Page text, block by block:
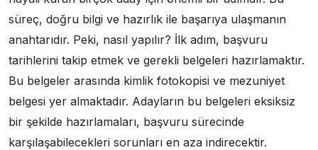
süreç, doğru bilgi ve hazırlık ile başarıya ulaşmanın
anahtarıdır. Peki, nasıl yapılır? İlk adım, başvuru
tarihlerini takip etmek ve gerekli belgeleri hazırlamaktır.
Bu belgeler arasında kimlik fotokopisi ve mezuniyet
belgesi yer almaktadır. Adayların bu belgeleri eksiksiz
bir şekilde hazırlamaları, başvuru sürecinde
karşılaşabilecekleri sorunları en aza indirecektir.